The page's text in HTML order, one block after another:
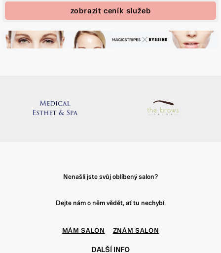
zobrazit ceník služeb
Nenašli jste svůj oblíbený salon?
Dejte nám o něm vědět, ať tu nechybí.
MÁM SALON ZNÁM SALON
DALŠÍ INFO